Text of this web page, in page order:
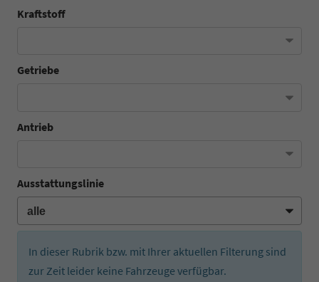
Kraftstoff
Getriebe
Antrieb
Ausstattungslinie
In dieser Rubrik bzw. mit Ihrer aktuellen Filterung sind
zur Zeit leider keine Fahrzeuge verfügbar.